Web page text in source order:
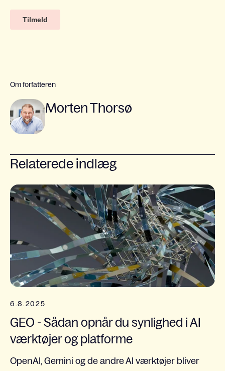
Om forfatteren
Morten Thorsø
Relaterede indlæg
6.8.2025
GEO - Sådan opnår du synlighed i AI
værktøjer og platforme
OpenAI, Gemini og de andre AI værktøjer bliver